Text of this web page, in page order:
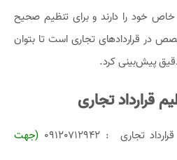
خاص خود را دارند و برای تنظیم صحیح
در قراردادهای تجاری است تا بتوان
پیش‌بینی کرد.
قرارداد تجاری
تجاری :‌ 09120712942
(جهت